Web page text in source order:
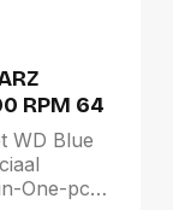
RPM 64
WD Blue
One-pc's